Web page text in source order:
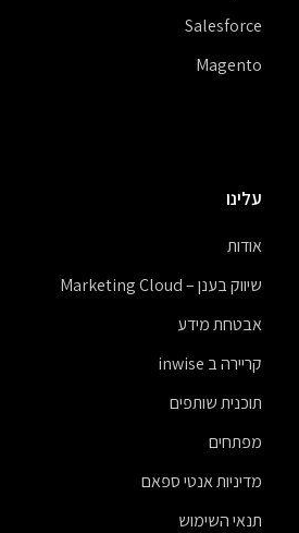
Salesforce
Magento
עלינו
אודות
שיווק בענן – Marketing Cloud
אבטחת מידע
קריירה ב inwise
תוכנית שותפים
מפתחים
מדיניות אנטי ספאם
תנאי השימוש